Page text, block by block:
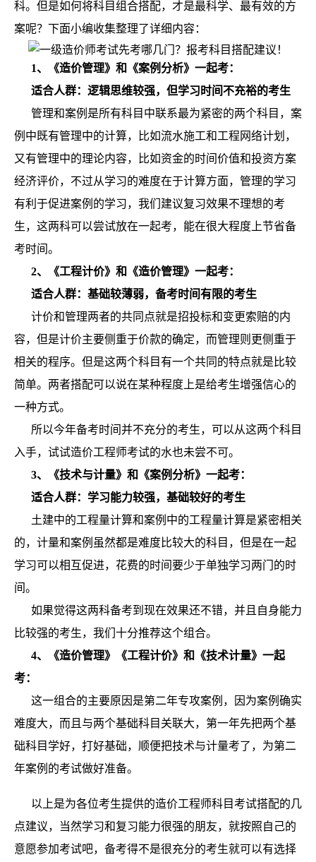
科。但是如何将科目组合搭配，才是最科学、最有效的方
案呢？下面小编收集整理了详细内容：
1、《造价管理》和《案例分析》一起考：
适合人群：逻辑思维较强，但学习时间不充裕的考生
管理和案例是所有科目中联系最为紧密的两个科目，案
例中既有管理中的计算，比如流水施工和工程网络计划，
又有管理中的理论内容，比如资金的时间价值和投资方案
经济评价，不过从学习的难度在于计算方面，管理的学习
有利于促进案例的学习，我们建议复习效果不理想的考
生，这两科可以尝试放在一起考，能在很大程度上节省备
考时间。
2、《工程计价》和《造价管理》一起考：
适合人群：基础较薄弱，备考时间有限的考生
计价和管理两者的共同点就是招投标和变更索赔的内
容，但是计价主要侧重于价款的确定，而管理则更侧重于
相关的程序。但是这两个科目有一个共同的特点就是比较
简单。两者搭配可以说在某种程度上是给考生增强信心的
一种方式。
所以今年备考时间并不充分的考生，可以从这两个科目
入手，试试造价工程师考试的水也未尝不可。
3、《技术与计量》和《案例分析》一起考：
适合人群：学习能力较强，基础较好的考生
土建中的工程量计算和案例中的工程量计算是紧密相关
的，计量和案例虽然都是难度比较大的科目，但是在一起
学习可以相互促进，花费的时间要少于单独学习两门的时
间。
如果觉得这两科备考到现在效果还不错，并且自身能力
比较强的考生，我们十分推荐这个组合。
4、《造价管理》《工程计价》和《技术计量》一起
考：
这一组合的主要原因是第二年专攻案例，因为案例确实
难度大，而且与两个基础科目关联大，第一年先把两个基
础科目学好，打好基础，顺便把技术与计量考了，为第二
年案例的考试做好准备。
以上是为各位考生提供的造价工程师科目考试搭配的几
点建议，当然学习和复习能力很强的朋友，就按照自己的
意愿参加考试吧，备考得不是很充分的考生就可以有选择